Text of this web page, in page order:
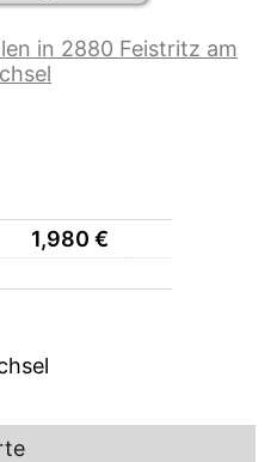
in 2880 Feistritz am
1,980 €